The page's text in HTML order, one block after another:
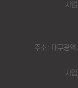
사
주소 : 대구광
사